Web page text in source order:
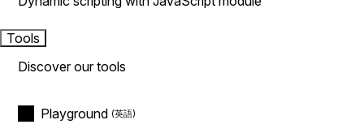
Tools
Discover our tools
Playground